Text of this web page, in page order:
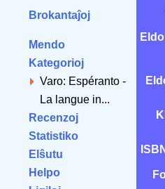
Brokantaĵoj
Mendo
Kategorioj
Varo: Espéranto -
La langue in...
Recenzoj
Statistiko
Elŝutu
Helpo